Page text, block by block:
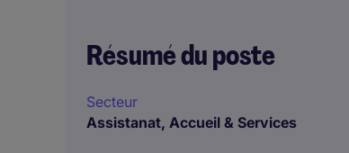
Résumé du poste
Secteur
Assistanat, Accueil & Services